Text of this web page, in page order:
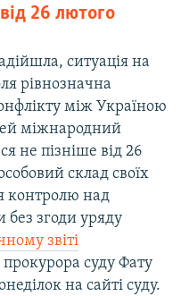
26 лютого
ситуація на
рівнозначна
між Україною
міжнародний
не пізніше від 26
склад своїх
контролю над
без згоди уряду
звіті
суду Фату
на сайті суду.